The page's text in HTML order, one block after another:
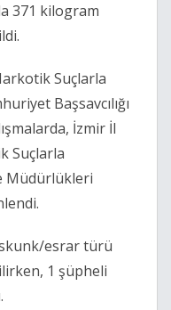
371 kilogram
Suçlarla
Başsavcılığı
İzmir İl
Suçlarla
Müdürlükleri
esrar türü
1 şüpheli